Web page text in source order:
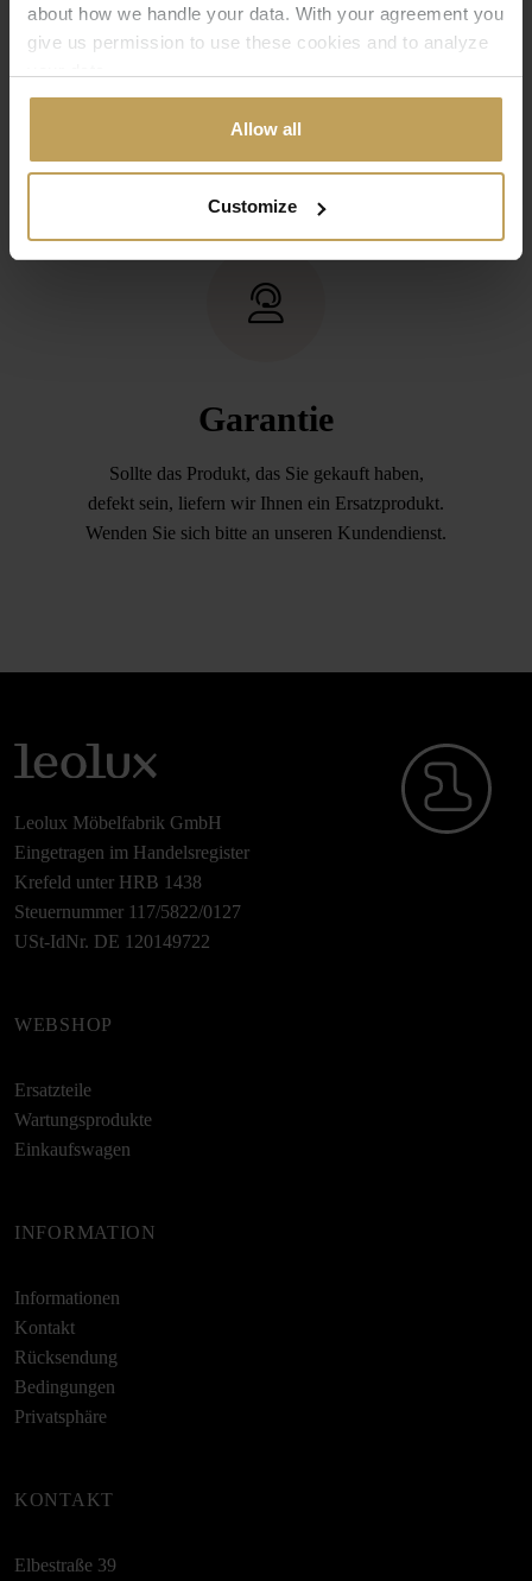
about how we handle your data. With your agreement you
give us permission to use these cookies and to analyze
Allow all
Customize
Sie haben zu viel bestellt? Sie haben den
Ihnen den Kaufpreis.
Garantie
Sollte das Produkt, das Sie gekauft haben,
defekt sein, liefern wir Ihnen ein Ersatzprodukt.
Wenden Sie sich bitte an unseren Kundendienst.
Leolux Möbelfabrik GmbH
Eingetragen im Handelsregister
Krefeld unter HRB 1438
Steuernummer 117/5822/0127
USt-IdNr. DE 120149722
WEBSHOP
Ersatzteile
Wartungsprodukte
Einkaufswagen
INFORMATION
Informationen
Kontakt
Rücksendung
Bedingungen
Privatsphäre
KONTAKT
Elbestraße 39